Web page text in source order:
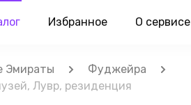
Избранное О сервисе
Эмираты
Фуджейра
Лувр, резиденция